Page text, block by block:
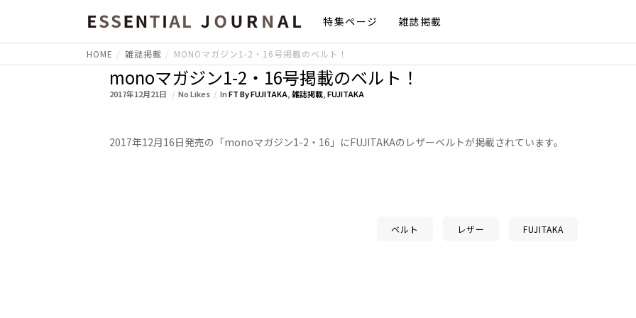
特集ページ 雑誌掲載
HOME 雑誌掲載 MONOマガジン1-2・16号掲載のベルト！
monoマガジン1-2・16号掲載のベルト！
2017年12月21日 No Likes InFT By FUJITAKA ,雑誌掲載 ,FUJITAKA
2017年12月16日発売の「monoマガジン1-2・16」にFUJITAKAのレザーベルトが掲載されています。
ベルト レザー FUJITAKA